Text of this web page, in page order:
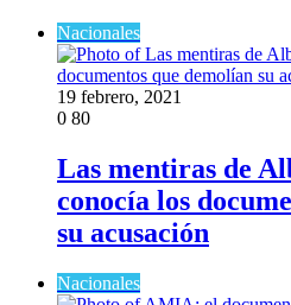
Nacionales
19 febrero, 2021
0 80
Las mentiras de
conocía los
su acusación
Nacionales